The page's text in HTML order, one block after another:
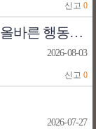
신고 0
무엇인가요?
2026-08-03
신고 0
2026-07-27